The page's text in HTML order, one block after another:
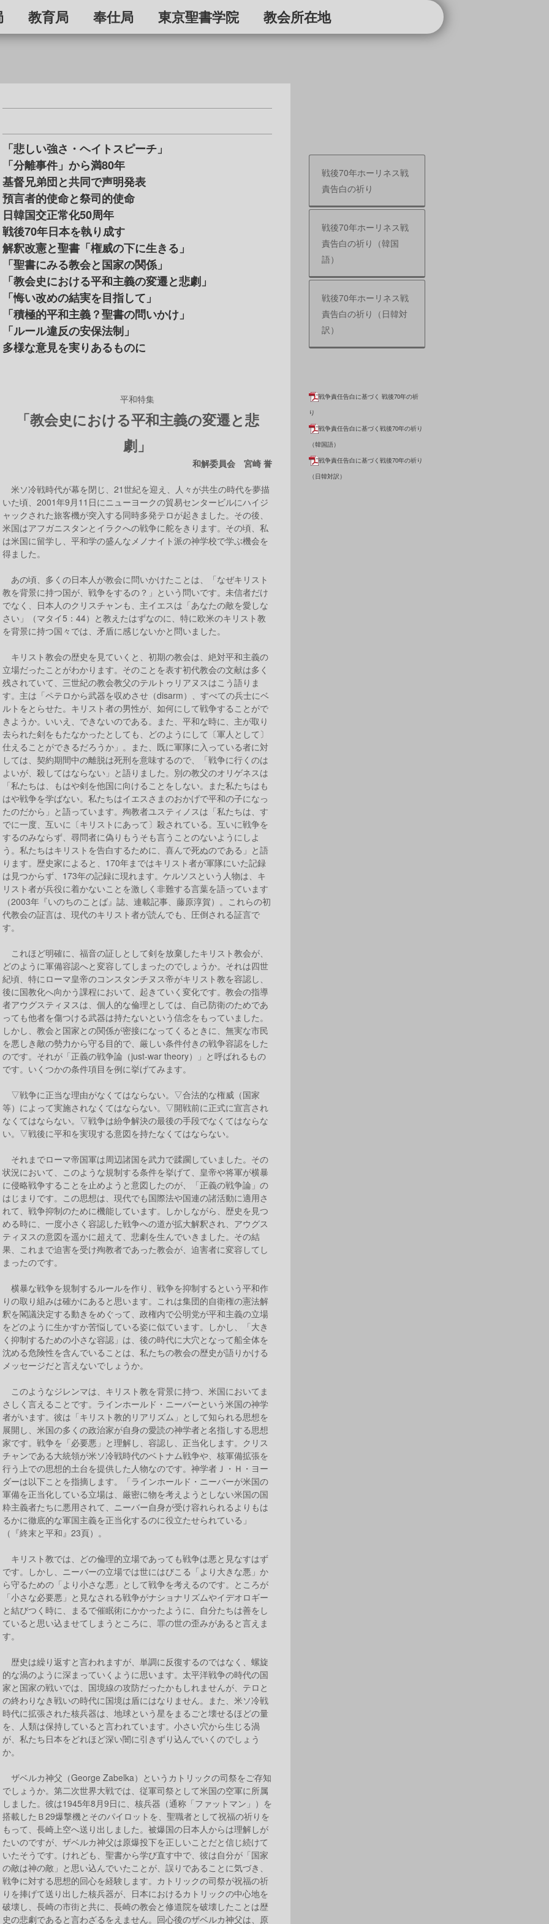
教育局 奉仕局 東京聖書学院 教会所在地
「悲しい強さ・ヘイトスピーチ」
「分離事件」から満80年
基督兄弟団と共同で声明発表
預言者的使命と祭司的使命
日韓国交正常化50周年
戦後70年日本を執り成す
解釈改憲と聖書「権威の下に生きる」
「聖書にみる教会と国家の関係」
「教会史における平和主義の変遷と悲劇」
「悔い改めの結実を目指して」
「積極的平和主義？聖書の問いかけ」
「ルール違反の安保法制」
多様な意見を実りあるものに
平和特集
「教会史における平和主義の変遷と悲
劇」
和解委員会 宮崎 誉
米ソ冷戦時代が幕を閉じ、21世紀を迎え、人々が共生の時代を夢描
いた頃、2001年9月11日にニューヨークの貿易センタービルにハイジ
ャックされた旅客機が突入する同時多発テロが起きました。その後、
米国はアフガニスタンとイラクへの戦争に舵をきります。その頃、私
は米国に留学し、平和学の盛んなメノナイト派の神学校で学ぶ機会を
得ました。
あの頃、多くの日本人が教会に問いかけたことは、「なぜキリスト
教を背景に持つ国が、戦争をするの？」という問いです。未信者だけ
でなく、日本人のクリスチャンも、主イエスは「あなたの敵を愛しな
さい」（マタイ5：44）と教えたはずなのに、特に欧米のキリスト教
を背景に持つ国々では、矛盾に感じないかと問いました。
キリスト教会の歴史を見ていくと、初期の教会は、絶対平和主義の
立場だったことがわかります。そのことを表す初代教会の文献は多く
残されていて、三世紀の教会教父のテルトゥリアヌスはこう語りま
す。主は「ペテロから武器を収めさせ（disarm）、すべての兵士にベ
ルトをとらせた。キリスト者の男性が、如何にして戦争することがで
きようか。いいえ、できないのである。また、平和な時に、主が取り
去られた剣をもたなかったとしても、どのようにして〔軍人として〕
仕えることができるだろうか」。また、既に軍隊に入っている者に対
しては、契約期間中の離脱は死刑を意味するので、「戦争に行くのは
よいが、殺してはならない」と語りました。別の教父のオリゲネスは
「私たちは、もはや剣を他国に向けることをしない。また私たちはも
はや戦争を学ばない。私たちはイエスさまのおかげで平和の子になっ
たのだから」と語っています。殉教者ユスティノスは「私たちは、す
でに一度、互いに〔キリストにあって〕殺されている。互いに戦争を
するのみならず、尋問者に偽りもうそも言うことのないようにしよ
う。私たちはキリストを告白するために、喜んで死ぬのである」と語
ります。歴史家によると、170年まではキリスト者が軍隊にいた記録
は見つからず、173年の記録に現れます。ケルソスという人物は、キ
リスト者が兵役に着かないことを激しく非難する言葉を語っています
（2003年『いのちのことば』誌、連載記事、藤原淳賀）。これらの初
代教会の証言は、現代のキリスト者が読んでも、圧倒される証言で
す。
これほど明確に、福音の証しとして剣を放棄したキリスト教会が、
どのように軍備容認へと変容してしまったのでしょうか。それは四世
紀頃、特にローマ皇帝のコンスタンチヌス帝がキリスト教を容認し、
後に国教化へ向かう課程において、起きていく変化です。教会の指導
者アウグスティヌスは、個人的な倫理としては、自己防衛のためであ
っても他者を傷つける武器は持たないという信念をもっていました。
しかし、教会と国家との関係が密接になってくるときに、無実な市民
を悪しき敵の勢力から守る目的で、厳しい条件付きの戦争容認をした
のです。それが「正義の戦争論（just-war theory）」と呼ばれるもの
です。いくつかの条件項目を例に挙げてみます。
▽戦争に正当な理由がなくてはならない。▽合法的な権威（国家
等）によって実施されなくてはならない。▽開戦前に正式に宣言され
なくてはならない。▽戦争は紛争解決の最後の手段でなくてはならな
い。▽戦後に平和を実現する意図を持たなくてはならない。
それまでローマ帝国軍は周辺諸国を武力で蹂躙していました。その
状況において、このような規制する条件を挙げて、皇帝や将軍が横暴
に侵略戦争することを止めようと意図したのが、「正義の戦争論」の
はじまりです。この思想は、現代でも国際法や国連の諸活動に適用さ
れて、戦争抑制のために機能しています。しかしながら、歴史を見つ
める時に、一度小さく容認した戦争への道が拡大解釈され、アウグス
ティヌスの意図を遥かに超えて、悲劇を生んでいきました。その結
果、これまで迫害を受け殉教者であった教会が、迫害者に変容してし
まったのです。
横暴な戦争を規制するルールを作り、戦争を抑制するという平和作
りの取り組みは確かにあると思います。これは集団的自衛権の憲法解
釈を閣議決定する動きをめぐって、政権内で公明党が平和主義の立場
をどのように生かすか苦悩している姿に似ています。しかし、「大き
く抑制するための小さな容認」は、後の時代に大穴となって船全体を
沈める危険性を含んでいることは、私たちの教会の歴史が語りかける
メッセージだと言えないでしょうか。
このようなジレンマは、キリスト教を背景に持つ、米国においてま
さしく言えることです。ラインホールド・ニーバーという米国の神学
者がいます。彼は「キリスト教的リアリズム」として知られる思想を
展開し、米国の多くの政治家が自身の愛読の神学者と名指しする思想
家です。戦争を「必要悪」と理解し、容認し、正当化します。クリス
チャンである大統領が米ソ冷戦時代のベトナム戦争や、核軍備拡張を
行う上での思想的土台を提供した人物なのです。神学者Ｊ・Ｈ・ヨー
ダーは以下ことを指摘します。「ラインホールド・ニーバーが米国の
軍備を正当化している立場は、厳密に物を考えようとしない米国の国
粋主義者たちに悪用されて、ニーバー自身が受け容れられるよりもは
るかに徹底的な軍国主義を正当化するのに役立たせられている」
（『終末と平和』23頁）。
キリスト教では、どの倫理的立場であっても戦争は悪と見なすはず
です。しかし、ニーバーの立場では世にはびこる「より大きな悪」か
ら守るための「より小さな悪」として戦争を考えるのです。ところが
「小さな必要悪」と見なされる戦争がナショナリズムやイデオロギー
と結びつく時に、まるで催眠術にかかったように、自分たちは善をし
ていると思い込ませてしまうところに、罪の世の歪みがあると言えま
す。
歴史は繰り返すと言われますが、単調に反復するのではなく、螺旋
的な渦のように深まっていくように思います。太平洋戦争の時代の国
家と国家の戦いでは、国境線の攻防だったかもしれませんが、テロと
の終わりなき戦いの時代に国境は盾にはなりません。また、米ソ冷戦
時代に拡張された核兵器は、地球という星をまるごと壊せるほどの量
を、人類は保持していると言われています。小さい穴から生じる渦
が、私たち日本をどれほど深い闇に引きずり込んでいくのでしょう
か。
ザベルカ神父（George Zabelka）というカトリックの司祭をご存知
でしょうか。第二次世界大戦では、従軍司祭として米国の空軍に所属
しました。彼は1945年8月9日に、核兵器（通称「ファットマン」）を
搭載したＢ29爆撃機とそのパイロットを、聖職者として祝福の祈りを
もって、長崎上空へ送り出しました。被爆国の日本人からは理解しが
たいのですが、ザベルカ神父は原爆投下を正しいことだと信じ続けて
いたそうです。けれども、聖書から学び直す中で、彼は自分が「国家
の敵は神の敵」と思い込んでいたことが、誤りであることに気づき、
戦争に対する思想的回心を経験します。カトリックの司祭が祝福の祈
りを捧げて送り出した核兵器が、日本におけるカトリックの中心地を
破壊し、長崎の市街と共に、長崎の教会と修道院を破壊したことは歴
史の悲劇であると言わざるをえません。回心後のザベルカ神父は、原
戦後70年ホーリネス戦
責告白の祈り
戦後70年ホーリネス戦
責告白の祈り（韓国
語）
戦後70年ホーリネス戦
責告白の祈り（日韓対
訳）
戦争責任告白に基づく 戦後70年の祈
り
戦争責任告白に基づく戦後70年の祈り
（韓国語）
戦争責任告白に基づく戦後70年の祈り
（日韓対訳）